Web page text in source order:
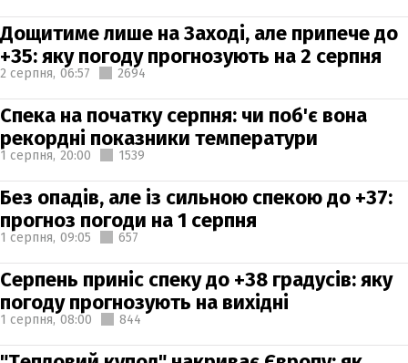
Дощитиме лише на Заході, але припече до
+35: яку погоду прогнозують на 2 серпня
2 серпня, 06:57 2694
Спека на початку серпня: чи поб'є вона
рекордні показники температури
1 серпня, 20:00 1539
Без опадів, але із сильною спекою до +37:
прогноз погоди на 1 серпня
1 серпня, 09:05 657
Серпень приніс спеку до +38 градусів: яку
погоду прогнозують на вихідні
1 серпня, 08:00 844